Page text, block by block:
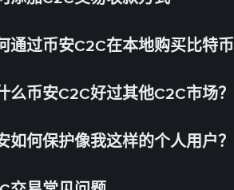
通过币安C2C在本地购买比特币
么币安C2C好过其他C2C市场？
如何保护像我这样的个人用户？